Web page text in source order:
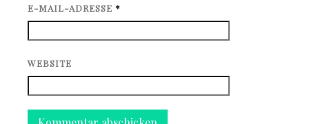
E-MAIL-ADRESSE *
WEBSITE